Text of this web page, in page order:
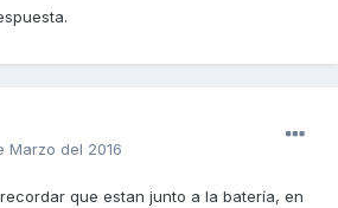
Marzo del 2016
que estan junto a la batería, en